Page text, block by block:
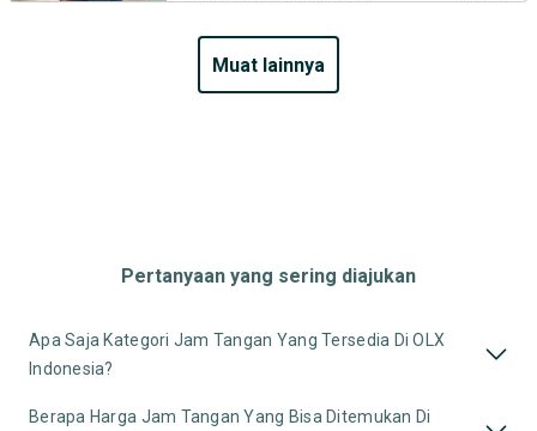
muat lainnya
Pertanyaan yang sering diajukan
Apa Saja Kategori Jam Tangan Yang Tersedia Di OLX
Indonesia?
Berapa Harga Jam Tangan Yang Bisa Ditemukan Di